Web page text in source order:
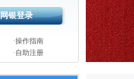
·操作指南
·自助注册